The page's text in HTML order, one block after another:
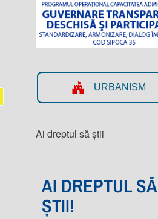
URBANISM
Ai dreptul să știi
AI DREPTUL SĂ
ȘTII!